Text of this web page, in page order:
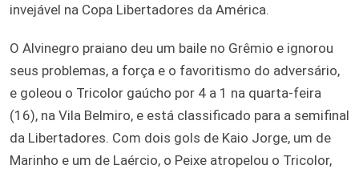
invejável na Copa Libertadores da América.
O Alvinegro praiano deu um baile no Grêmio e ignorou
seus problemas, a força e o favoritismo do adversário,
e goleou o Tricolor gaúcho por 4 a 1 na quarta-feira
(16), na Vila Belmiro, e está classificado para a semifinal
da Libertadores. Com dois gols de Kaio Jorge, um de
Marinho e um de Laércio, o Peixe atropelou o Tricolor,